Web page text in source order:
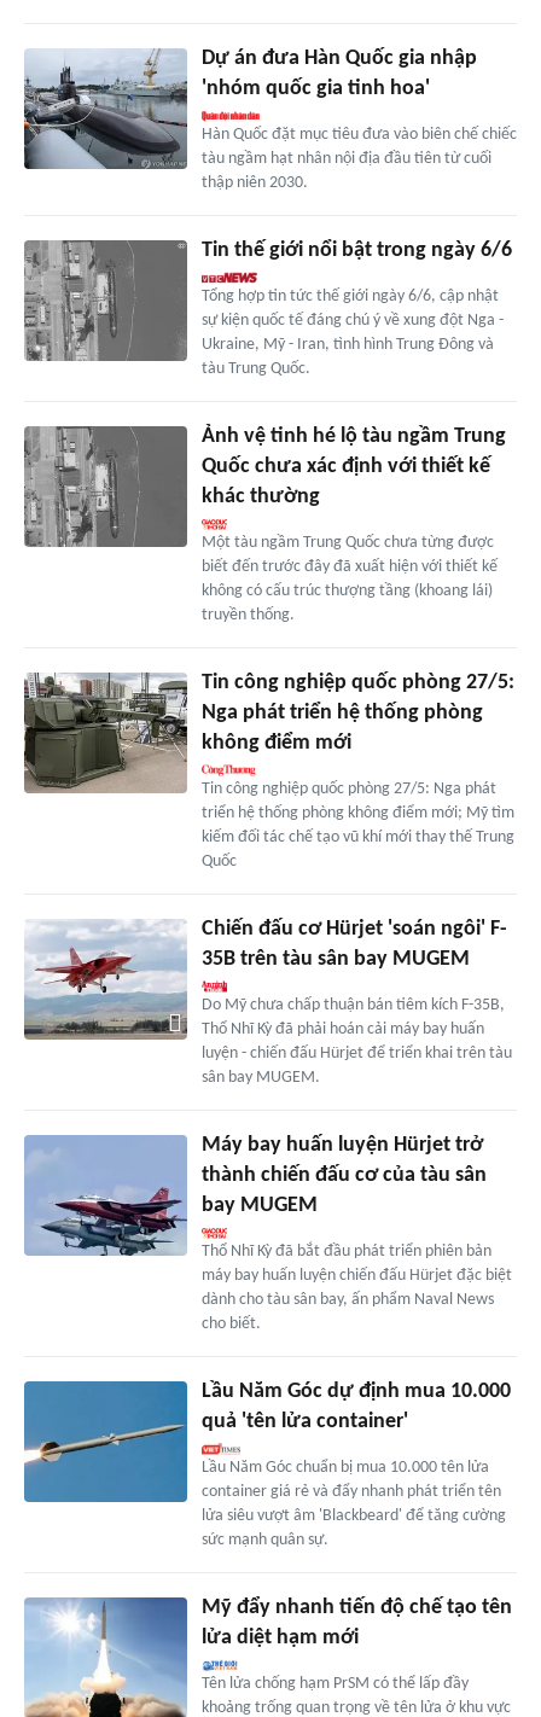
Dự án đưa Hàn Quốc gia nhập
'nhóm quốc gia tinh hoa'
Hàn Quốc đặt mục tiêu đưa vào biên chế chiếc
tàu ngầm hạt nhân nội địa đầu tiên từ cuối
thập niên 2030.
Tin thế giới nổi bật trong ngày 6/6
Tổng hợp tin tức thế giới ngày 6/6, cập nhật
sự kiện quốc tế đáng chú ý về xung đột Nga -
Ukraine, Mỹ - Iran, tình hình Trung Đông và
tàu Trung Quốc.
Ảnh vệ tinh hé lộ tàu ngầm Trung
Quốc chưa xác định với thiết kế
khác thường
Một tàu ngầm Trung Quốc chưa từng được
biết đến trước đây đã xuất hiện với thiết kế
không có cấu trúc thượng tầng (khoang lái)
truyền thống.
Tin công nghiệp quốc phòng 27/5:
Nga phát triển hệ thống phòng
không điểm mới
Tin công nghiệp quốc phòng 27/5: Nga phát
triển hệ thống phòng không điểm mới; Mỹ tìm
kiếm đối tác chế tạo vũ khí mới thay thế Trung
Quốc
Chiến đấu cơ Hürjet 'soán ngôi' F-
35B trên tàu sân bay MUGEM
Do Mỹ chưa chấp thuận bán tiêm kích F-35B,
Thổ Nhĩ Kỳ đã phải hoán cải máy bay huấn
luyện - chiến đấu Hürjet để triển khai trên tàu
sân bay MUGEM.
Máy bay huấn luyện Hürjet trở
thành chiến đấu cơ của tàu sân
bay MUGEM
Thổ Nhĩ Kỳ đã bắt đầu phát triển phiên bản
máy bay huấn luyện chiến đấu Hürjet đặc biệt
dành cho tàu sân bay, ấn phẩm Naval News
cho biết.
Lầu Năm Góc dự định mua 10.000
quả 'tên lửa container'
Lầu Năm Góc chuẩn bị mua 10.000 tên lửa
container giá rẻ và đẩy nhanh phát triển tên
lửa siêu vượt âm 'Blackbeard' để tăng cường
sức mạnh quân sự.
Mỹ đẩy nhanh tiến độ chế tạo tên
lửa diệt hạm mới
Tên lửa chống hạm PrSM có thể lấp đầy
khoảng trống quan trọng về tên lửa ở khu vực